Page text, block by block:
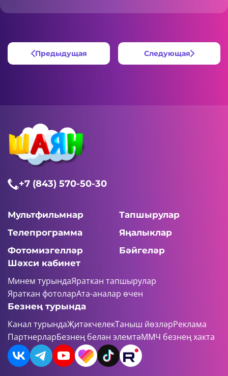
Предыдущая Следующая
+7 (843) 570-50-30
Мультфильмнар
Тапшырулар
Телепрограмма
Яңалыклар
Фотомизгелләр
Бәйгеләр
Шәхси кабинет
Минем турындаЯраткан тапшырулар
Яраткан фотоларАта-аналар өчен
Безнең турында
Канал турындаҖитәкчелекТаныш йөзләрРеклама
ПартнерларБезнең белән элемтәММЧ безнең хакта